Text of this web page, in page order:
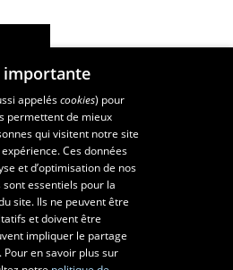
du territoire et de développement
et développement
importante
appeléscookies) pour
permettent de mieux
qui visitent notre site
Ces données
et d’optimisation de nos
essentiels pour la
site. Ils ne peuvent être
et doivent être
impliquer le partage
Pour en savoir plus sur